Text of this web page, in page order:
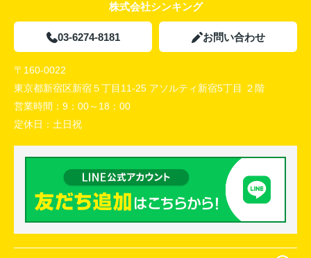
株式会社シンキング
03-6274-8181 お問い合わせ
〒160-0022
東京都新宿区新宿５丁目11-25 アソルティ新宿5丁目 ２階
営業時間： 9：00～18：00
定休日： 土日祝